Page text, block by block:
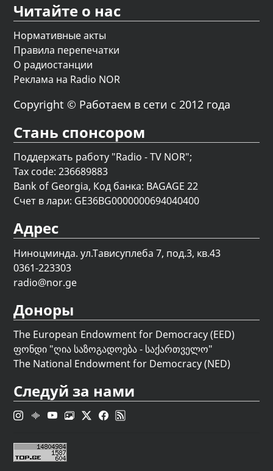
Читайте о нас
Нормативные акты
Правила перепечатки
О радиостанции
Реклама на Radio NOR
Copyright © Работаем в сети с 2012 года
Стань спонсором
Поддержать работу "Radio - TV NOR";
Tax code: 236689883
Bank of Georgia, Код банка: BAGAGE 22
Счет в лари: GE36BG0000000694040400
Адрес
Ниноцминда. ул.Тависуплеба 7, под.3, кв.43
0361-223303
radio@nor.ge
Доноры
The European Endowment for Democracy (EED)
ფონდი "ღია საზოგადოება - საქართველო"
The National Endowment for Democracy (NED)
Следуй за нами